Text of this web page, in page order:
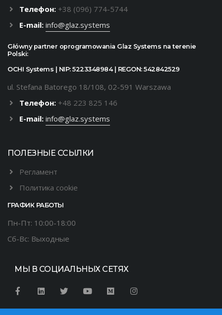
Телефон: +38 (096) 774-5744
E-mail: info@glaz.systems
Główny partner oprogramowania Glaz Systems na terenie
Polski:
OCHI Systems | NIP: 5223348984 | REGON: 542842529
ul. Stefana Batorego 18/108, 02-591 Warszawa
Телефон: +48 223 825 146
E-mail: info@glaz.systems
ПОЛЕЗНЫЕ ССЫЛКИ
Регламент
Политика cookie
ГРАФИК РАБОТЫ
Пн-Пт: 10:00-18:00
Сб-Вс: Выходные
МЫ В СОЦИАЛЬНЫХ СЕТЯХ